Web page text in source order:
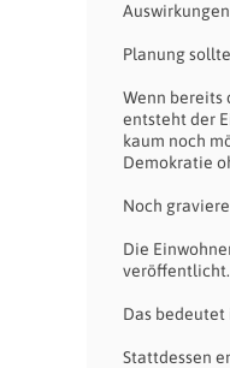
Planung
Wenn bereits
entsteht der
kaum noch
Demokratie
Noch
Die
veröffentlicht.
Das
Stattdessen